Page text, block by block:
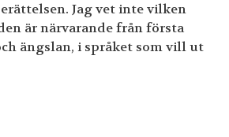
Jag vet inte vilken
är närvarande från första
ängslan, i språket som vill ut